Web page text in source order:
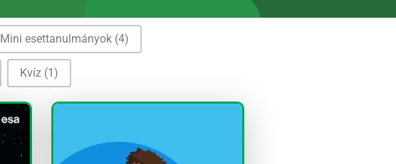
Mini esettanulmányok (4)
Kvíz (1)